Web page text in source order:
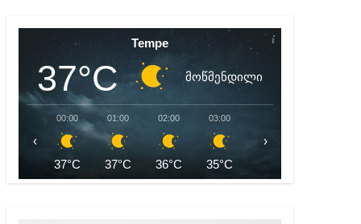
Tempe
37°C მოწმენდილი
00:00
37°C
01:00
37°C
02:00
36°C
03:00
35°C
‹ ›